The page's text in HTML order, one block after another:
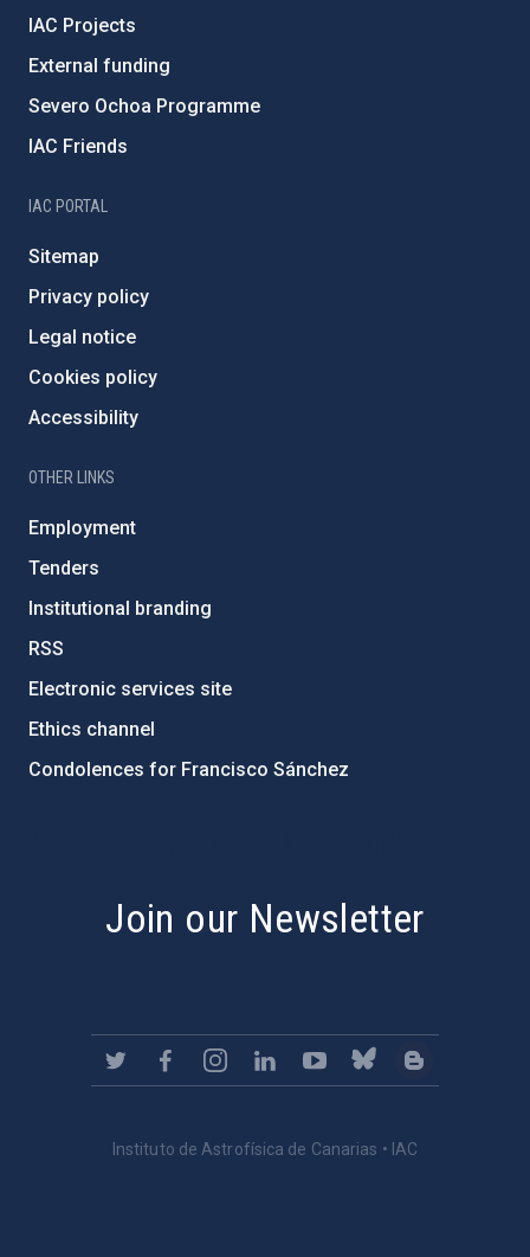
IAC Projects
External funding
Severo Ochoa Programme
IAC Friends
IAC PORTAL
Sitemap
Privacy policy
Legal notice
Cookies policy
Accessibility
OTHER LINKS
Employment
Tenders
Institutional branding
RSS
Electronic services site
Ethics channel
Condolences for Francisco Sánchez
Join our Newsletter
Instituto de Astrofísica de Canarias • IAC